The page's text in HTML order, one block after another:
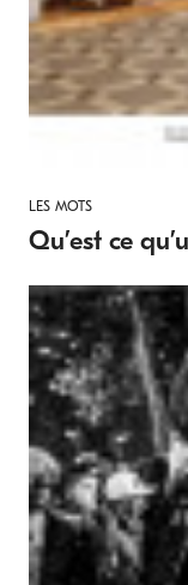
LES MOTS
Qu’est ce